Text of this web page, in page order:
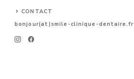
CONTACT
bonjour(at)smile-clinique-dentaire.fr